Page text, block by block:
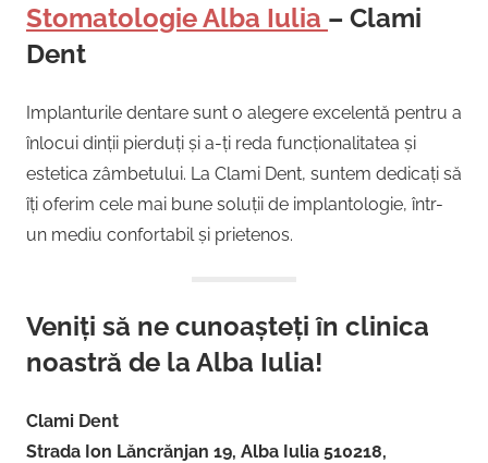
Stomatologie Alba Iulia – Clami
Dent
Implanturile dentare sunt o alegere excelentă pentru a
înlocui dinții pierduți și a-ți reda funcționalitatea și
estetica zâmbetului. La Clami Dent, suntem dedicați să
îți oferim cele mai bune soluții de implantologie, într-
un mediu confortabil și prietenos.
Veniți să ne cunoașteți în clinica
noastră de la Alba Iulia!
Clami Dent
Strada Ion Lăncrănjan 19, Alba Iulia 510218,